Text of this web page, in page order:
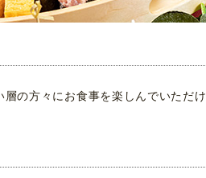
の方々にお食事を楽しんでいただけ